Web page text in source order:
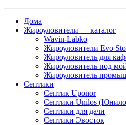
Дома
Жироуловители — каталог
Wavin-Labko
Жироуловители Evo
Жироуловитель для
Жироуловитель под
Жироуловитель
Септики
Септик Uponor
Септики Unilos
Септики для дачи
Септики Эвосток